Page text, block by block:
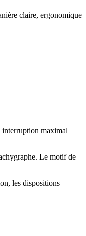
claire, ergonomique
interruption maximal
Le motif de
les dispositions